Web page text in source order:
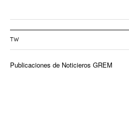
TW
Publicaciones de Noticieros GREM